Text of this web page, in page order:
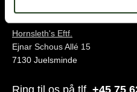
Hornsleth's Eftf.
Ejnar Schous Allé 15
7130 Juelsminde
Ring til os på tlf. +45 75